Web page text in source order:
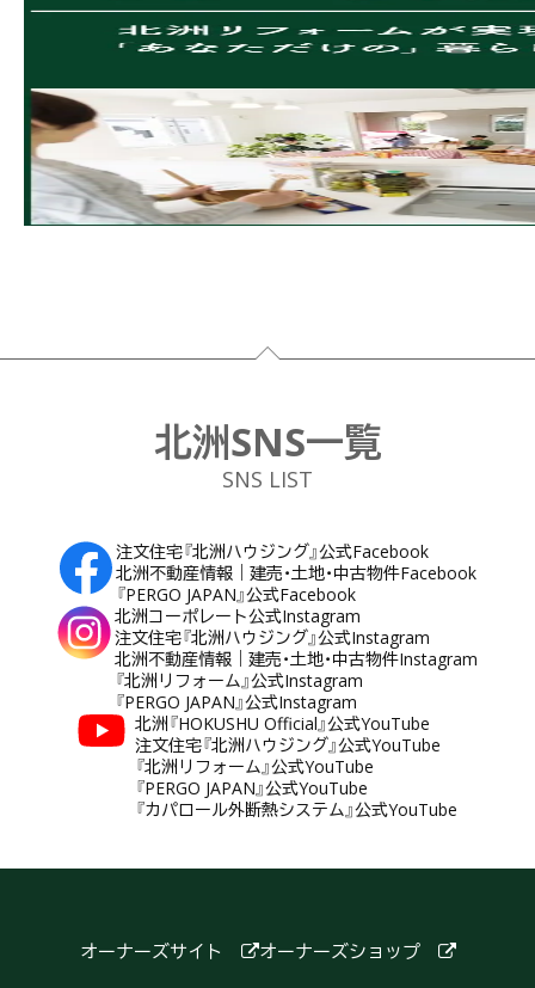
フッター
北洲SNS一覧
SNS LIST
注文住宅『北洲ハウジング』公式Facebook
北洲不動産情報｜建売・土地・中古物件Facebook
『PERGO JAPAN』公式Facebook
北洲コーポレート公式Instagram
注文住宅『北洲ハウジング』公式Instagram
北洲不動産情報｜建売・土地・中古物件Instagram
『北洲リフォーム』公式Instagram
『PERGO JAPAN』公式Instagram
北洲『HOKUSHU Official』公式YouTube
注文住宅『北洲ハウジング』公式YouTube
『北洲リフォーム』公式YouTube
『PERGO JAPAN』公式YouTube
『カパロール外断熱システム』公式YouTube
オーナーズサイト オーナーズショップ